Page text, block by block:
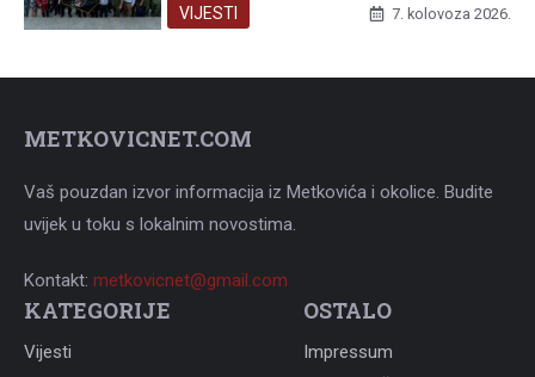
VIJESTI 7. kolovoza 2026.
METKOVICNET.COM
Vaš pouzdan izvor informacija iz Metkovića i okolice. Budite
uvijek u toku s lokalnim novostima.
Kontakt: metkovicnet@gmail.com
KATEGORIJE
Vijesti
OSTALO
Impressum